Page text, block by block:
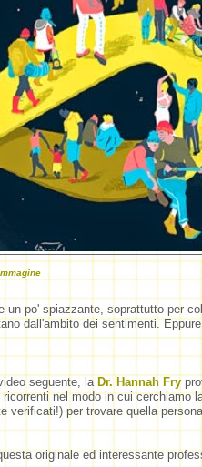
un po' spiazzante, soprattutto per
dall'ambito dei sentimenti.
seguente, la Dr. Hannah Fry
nel modo in cui cerchiamo
verificati!) per trovare quella
originale ed interessante